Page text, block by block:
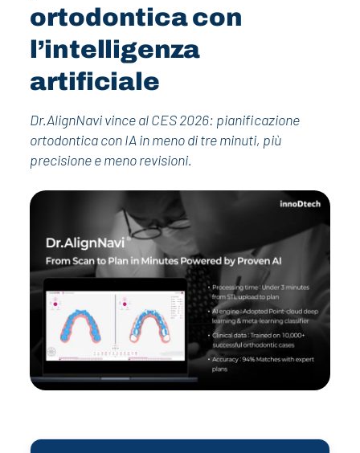
ortodontica con
l’intelligenza
artificiale
Dr.AlignNavi vince al CES 2026: pianificazione
ortodontica con IA in meno di tre minuti, più
precisione e meno revisioni.